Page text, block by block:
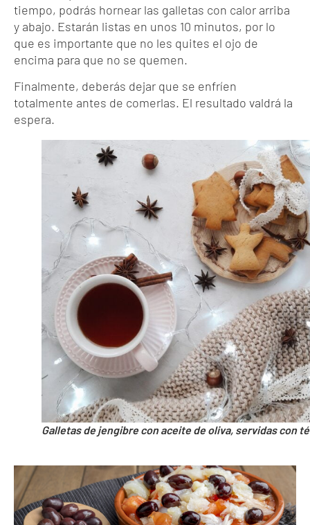
tiempo, podrás hornear las galletas con calor arriba
y abajo. Estarán listas en unos 10 minutos, por lo
que es importante que no les quites el ojo de
encima para que no se quemen.
Finalmente, deberás dejar que se enfríen
totalmente antes de comerlas. El resultado valdrá la
espera.
Galletas de jengibre con aceite de oliva, servidas con té